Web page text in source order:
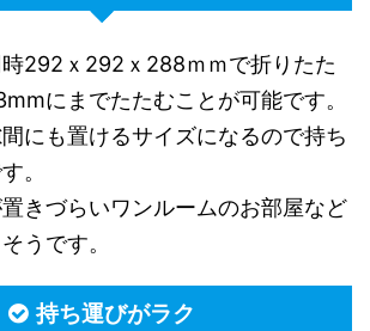
292ｘ292ｘ288ｍｍで折りたた
にまでたたむことが可能です。
にも置けるサイズになるので持ち
。
きづらいワンルームのお部屋など
うです。
持ち運びがラク